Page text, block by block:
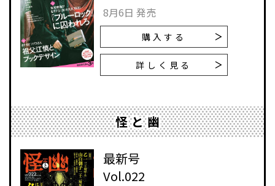
8月6日 発売
購入する
詳しく見る
怪と幽
最新号
Vol.022